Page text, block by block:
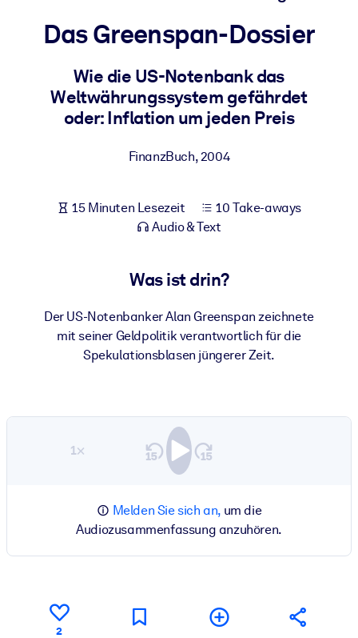
Bauen Sie eine gesunde und resiliente Belegschaft auf.
NACH SYSTEM
Für LMS/LXP
bessere Lernergebnisse.
Bereichern Sie Ihre Unternehmensbibliothek mit
vertrauenswürdigem, praxisnahem Business-Wissen.
Nutzen Sie verlässliches, strukturiertes Wissen, um die Ergebnisse
Das Greenspan-Dossier
Wie die US-Notenbank das
Weltwährungssystem gefährdet
oder: Inflation um jeden Preis
FinanzBuch,2004
15 Minuten Lesezeit
10 Take-aways
Audio & Text
Was ist drin?
Der US-Notenbanker Alan Greenspan zeichnete
mit seiner Geldpolitik verantwortlich für die
Spekulationsblasen jüngerer Zeit.
1×
Melden Sie sich an,um die
Audiozusammenfassung anzuhören.
2